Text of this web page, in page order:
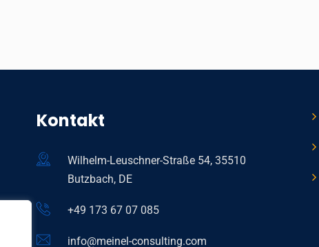
Kontakt
Wilhelm-Leuschner-Straße 54, 35510
Butzbach, DE
+49 173 67 07 085
info@meinel-consulting.com